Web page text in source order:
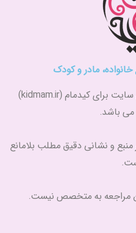
مادر و کودک
تمام حقوق مادی و معنوی این سایت برای کیدمام (kidmam.ir)
باشد.
و نشانی دقیق مطلب بلامانع
مراجعه به متخصص نیست.